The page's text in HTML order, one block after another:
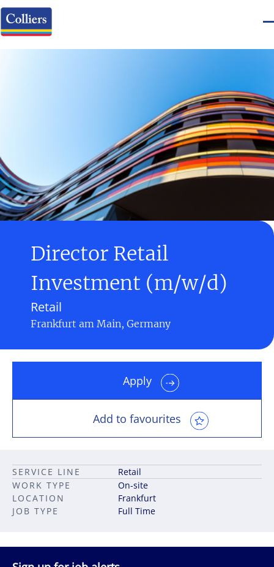
Director Retail
Investment (m/w/d)
Retail
Frankfurt am Main, Germany
Apply
Add to favourites
JOB TYPE Full Time
LOCATION Frankfurt
SERVICE LINE
Retail
WORK TYPE
On-site